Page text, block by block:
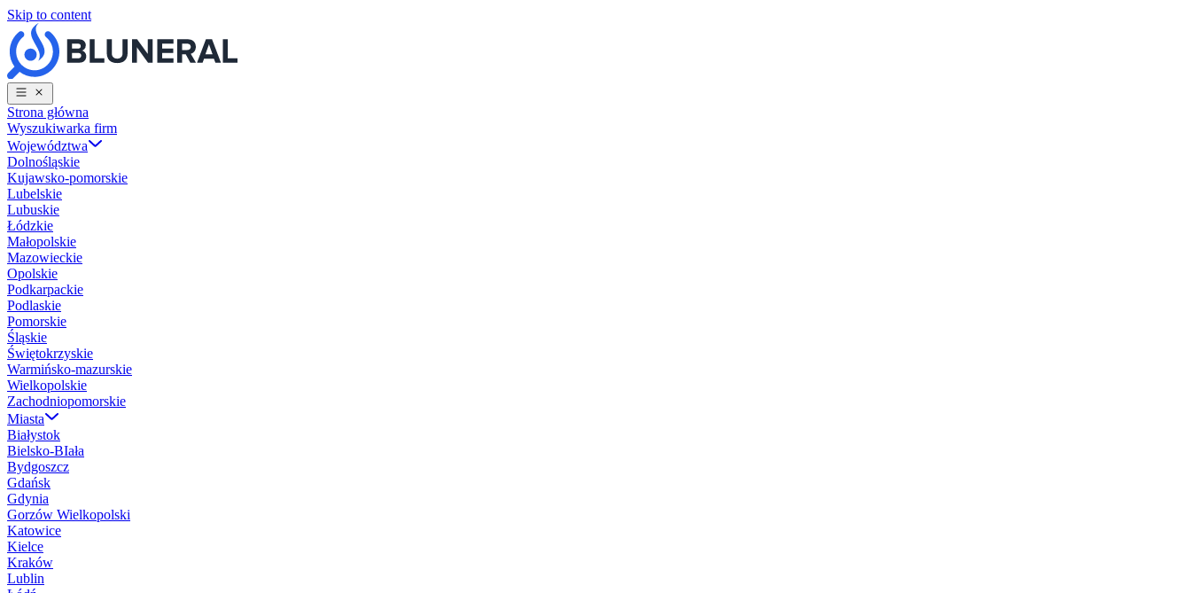
Skip to content
Strona główna
Wyszukiwarka firm
Województwa
Dolnośląskie
Kujawsko-pomorskie
Lubelskie
Lubuskie
Łódzkie
Małopolskie
Mazowieckie
Opolskie
Podkarpackie
Podlaskie
Pomorskie
Śląskie
Świętokrzyskie
Warmińsko-mazurskie
Wielkopolskie
Zachodniopomorskie
Miasta
Białystok
Bielsko-BIała
Bydgoszcz
Gdańsk
Gdynia
Gorzów Wielkopolski
Katowice
Kielce
Kraków
Lublin